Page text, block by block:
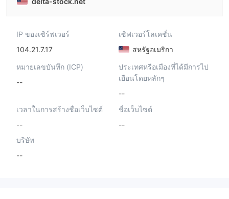
IP ของเซิร์ฟเวอร์
104.21.7.17
เซิฟเวอร์โลเคชั่น
สหรัฐอเมริกา
หมายเลขบันทึก (ICP)
--
ประเทศหรือเมืองที่ได้มีการไป
เยือนโดยหลักๆ
--
เวลาในการสร้างชื่อเว็บไซต์
--
ชื่อเว็บไซต์
--
บริษัท
--